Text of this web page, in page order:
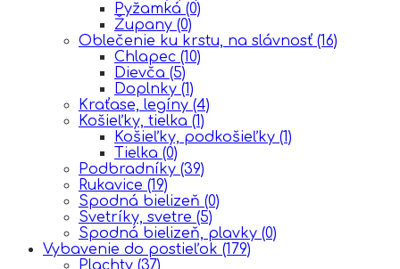
Pyžamká (0)
Župany (0)
Oblečenie ku krstu, na slávnosť (16)
Chlapec (10)
Dievča (5)
Doplnky (1)
Kraťase, legíny (4)
Košieľky, tielka (1)
Košieľky, podkošieľky (1)
Tielka (0)
Podbradníky (39)
Rukavice (19)
Spodná bielizeň (0)
Svetríky, svetre (5)
Spodná bielizeň, plavky (0)
Vybavenie do postieľok (179)
Plachty (37)